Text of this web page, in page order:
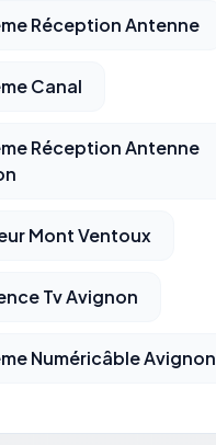
Réception Antenne
Canal
Réception Antenne
Mont Ventoux
Tv Avignon
Numéricâble Avignon
Traceurs dans les Courriels).